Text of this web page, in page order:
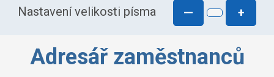
Nastavení velikosti písma — +
Adresář zaměstnanců